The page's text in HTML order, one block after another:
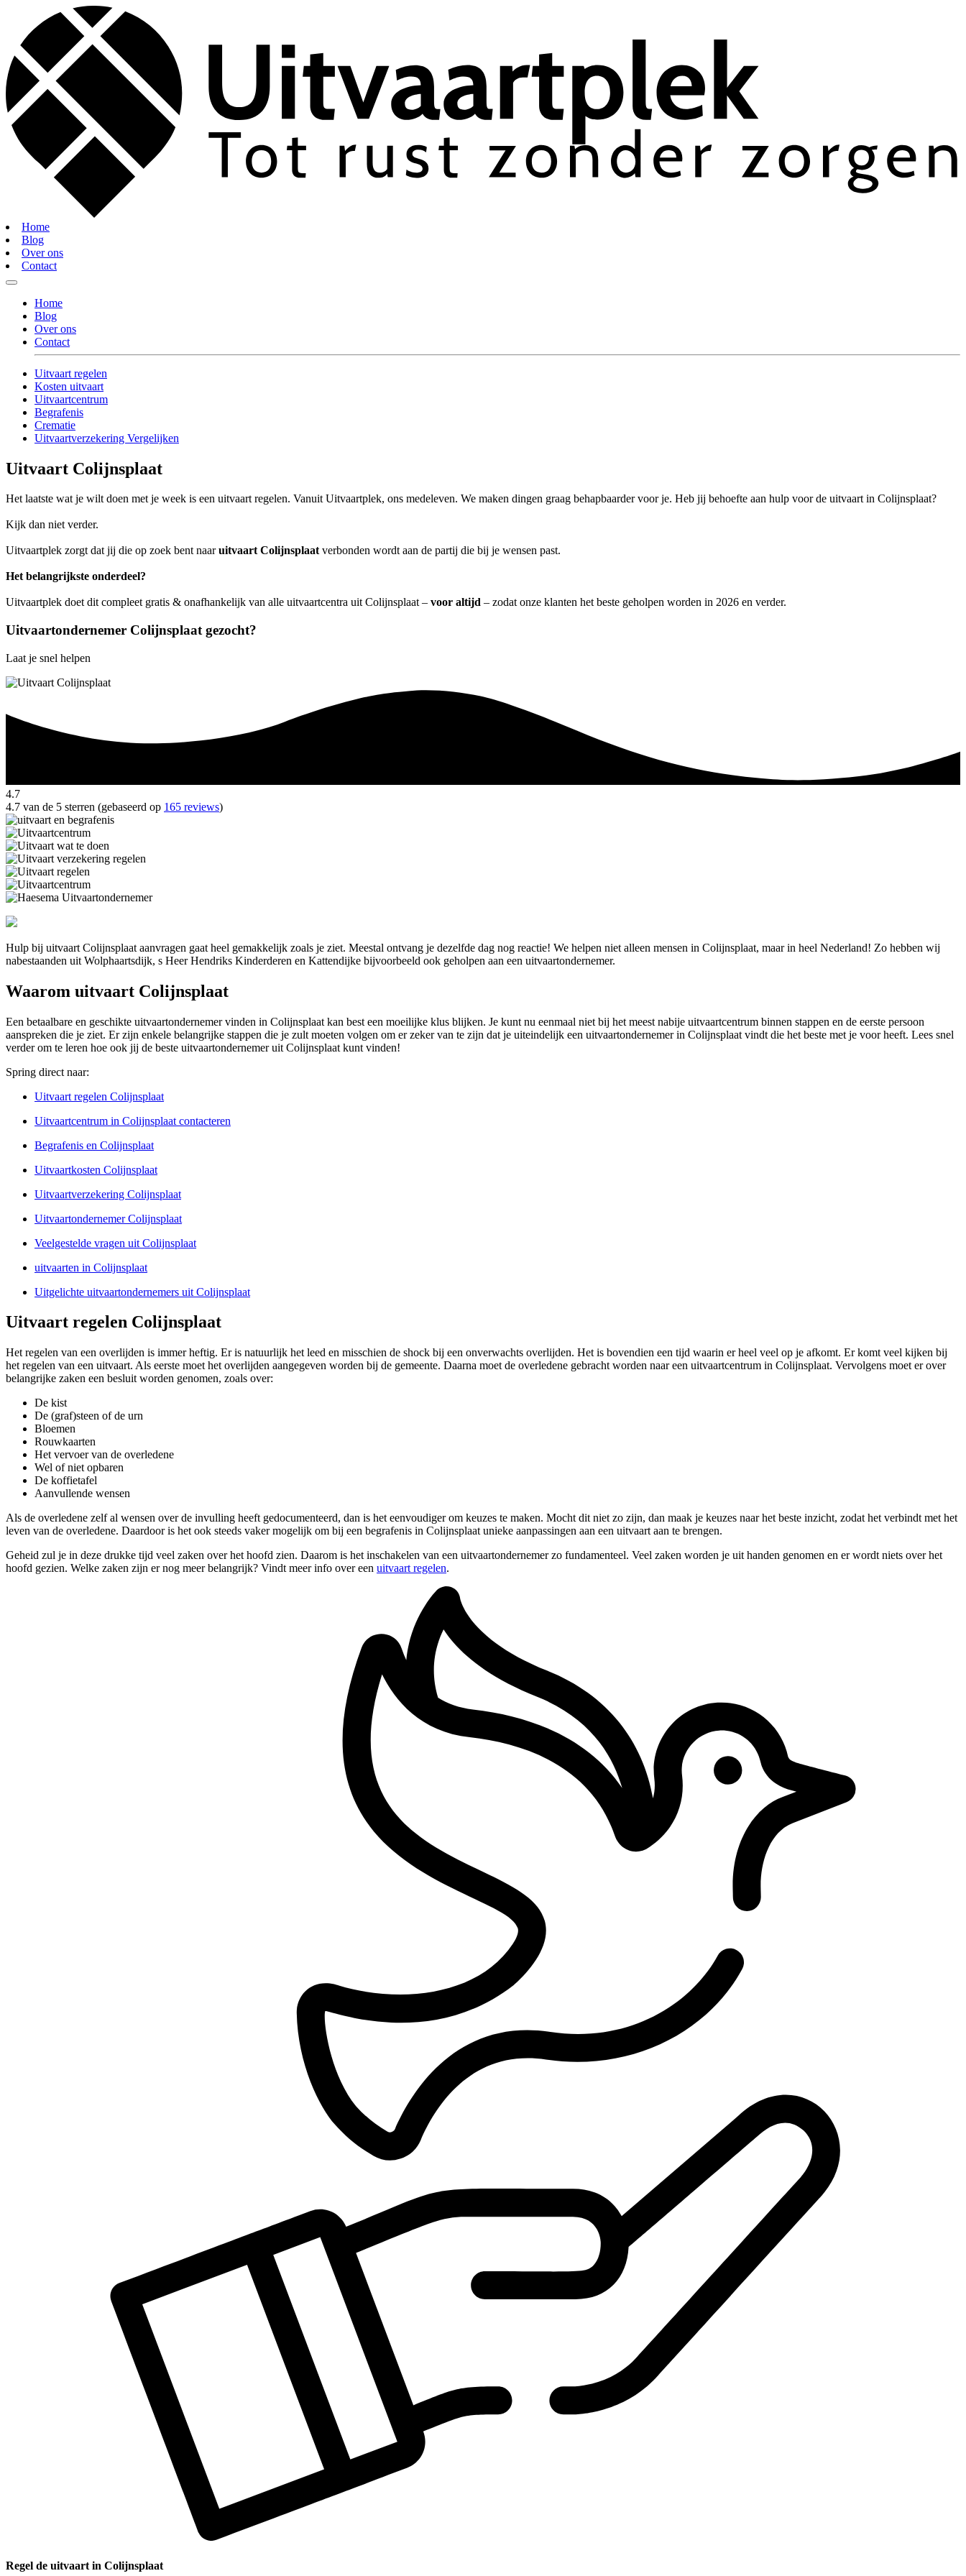
Home
Blog
Over ons
Contact
Home
Blog
Over ons
Contact
Uitvaart regelen
Kosten uitvaart
Uitvaartcentrum
Begrafenis
Crematie
Uitvaartverzekering Vergelijken
Uitvaart Colijnsplaat
Het laatste wat je wilt doen met je week is een uitvaart regelen. Vanuit Uitvaartplek, ons medeleven. We maken dingen graag behapbaarder voor je. Heb jij behoefte aan hulp voor de uitvaart in Colijnsplaat?
Kijk dan niet verder.
Uitvaartplek zorgt dat jij die op zoek bent naaruitvaart Colijnsplaatverbonden wordt aan de partij die bij je wensen past.
Het belangrijkste onderdeel?
Uitvaartplek doet dit compleet gratis & onafhankelijk van alle uitvaartcentra uit Colijnsplaat – voor altijd – zodat onze klanten het beste geholpen worden in 2026 en verder.
Uitvaartondernemer Colijnsplaat gezocht?
Laat je snel helpen
4.7
4.7 van de 5 sterren (gebaseerd op 165 reviews)
Hulp bij uitvaart Colijnsplaat aanvragen gaat heel gemakkelijk zoals je ziet. Meestal ontvang je dezelfde dag nog reactie! We helpen niet alleen mensen in Colijnsplaat, maar in heel Nederland! Zo hebben wij
nabestaanden uit Wolphaartsdijk, s Heer Hendriks Kinderderen en Kattendijke bijvoorbeeld ook geholpen aan een uitvaartondernemer.
Waarom uitvaart Colijnsplaat
Een betaalbare en geschikte uitvaartondernemer vinden in Colijnsplaat kan best een moeilijke klus blijken. Je kunt nu eenmaal niet bij het meest nabije uitvaartcentrum binnen stappen en de eerste persoon
aanspreken die je ziet. Er zijn enkele belangrijke stappen die je zult moeten volgen om er zeker van te zijn dat je uiteindelijk een uitvaartondernemer in Colijnsplaat vindt die het beste met je voor heeft. Lees snel
verder om te leren hoe ook jij de beste uitvaartondernemer uit Colijnsplaat kunt vinden!
Spring direct naar:
Uitvaart regelen Colijnsplaat
Uitvaartcentrum in Colijnsplaat contacteren
Begrafenis en Colijnsplaat
Uitvaartkosten Colijnsplaat
Uitvaartverzekering Colijnsplaat
Uitvaartondernemer Colijnsplaat
Veelgestelde vragen uit Colijnsplaat
uitvaarten in Colijnsplaat
Uitgelichte uitvaartondernemers uit Colijnsplaat
Uitvaart regelen Colijnsplaat
Het regelen van een overlijden is immer heftig. Er is natuurlijk het leed en misschien de shock bij een onverwachts overlijden. Het is bovendien een tijd waarin er heel veel op je afkomt. Er komt veel kijken bij
het regelen van een uitvaart. Als eerste moet het overlijden aangegeven worden bij de gemeente. Daarna moet de overledene gebracht worden naar een uitvaartcentrum in Colijnsplaat. Vervolgens moet er over
belangrijke zaken een besluit worden genomen, zoals over:
De kist
De (graf)steen of de urn
Bloemen
Rouwkaarten
Het vervoer van de overledene
Wel of niet opbaren
De koffietafel
Aanvullende wensen
Als de overledene zelf al wensen over de invulling heeft gedocumenteerd, dan is het eenvoudiger om keuzes te maken. Mocht dit niet zo zijn, dan maak je keuzes naar het beste inzicht, zodat het verbindt met het
leven van de overledene. Daardoor is het ook steeds vaker mogelijk om bij een begrafenis in Colijnsplaat unieke aanpassingen aan een uitvaart aan te brengen.
Geheid zul je in deze drukke tijd veel zaken over het hoofd zien. Daarom is het inschakelen van een uitvaartondernemer zo fundamenteel. Veel zaken worden je uit handen genomen en er wordt niets over het
hoofd gezien. Welke zaken zijn er nog meer belangrijk? Vindt meer info over een uitvaart regelen.
Regel de uitvaart in Colijnsplaat